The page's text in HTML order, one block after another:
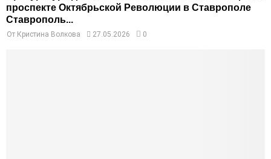
проспекте Октябрьской Революции в Ставрополе
Ставрополь...
От Кристина Волкова 27.05.2026 0